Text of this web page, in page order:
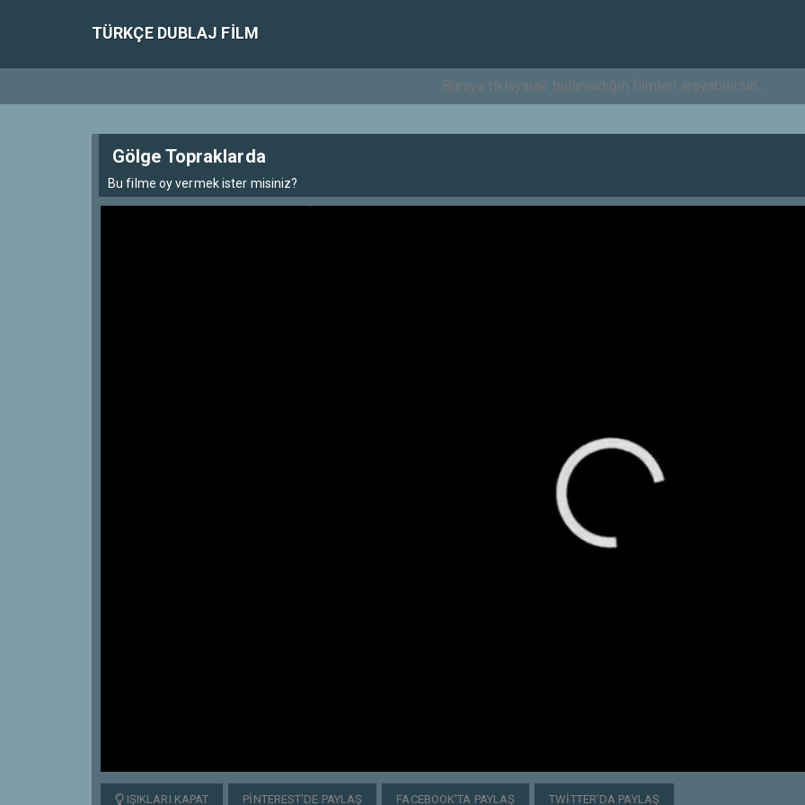
TÜRKÇE DUBLAJ FILM
Gölge Topraklarda
Bu filme oy vermek ister misiniz?
IŞIKLARI KAPAT PINTEREST'DE PAYLAŞ FACEBOOK'TA PAYLAŞ TWITTER'DA PAYLAŞ